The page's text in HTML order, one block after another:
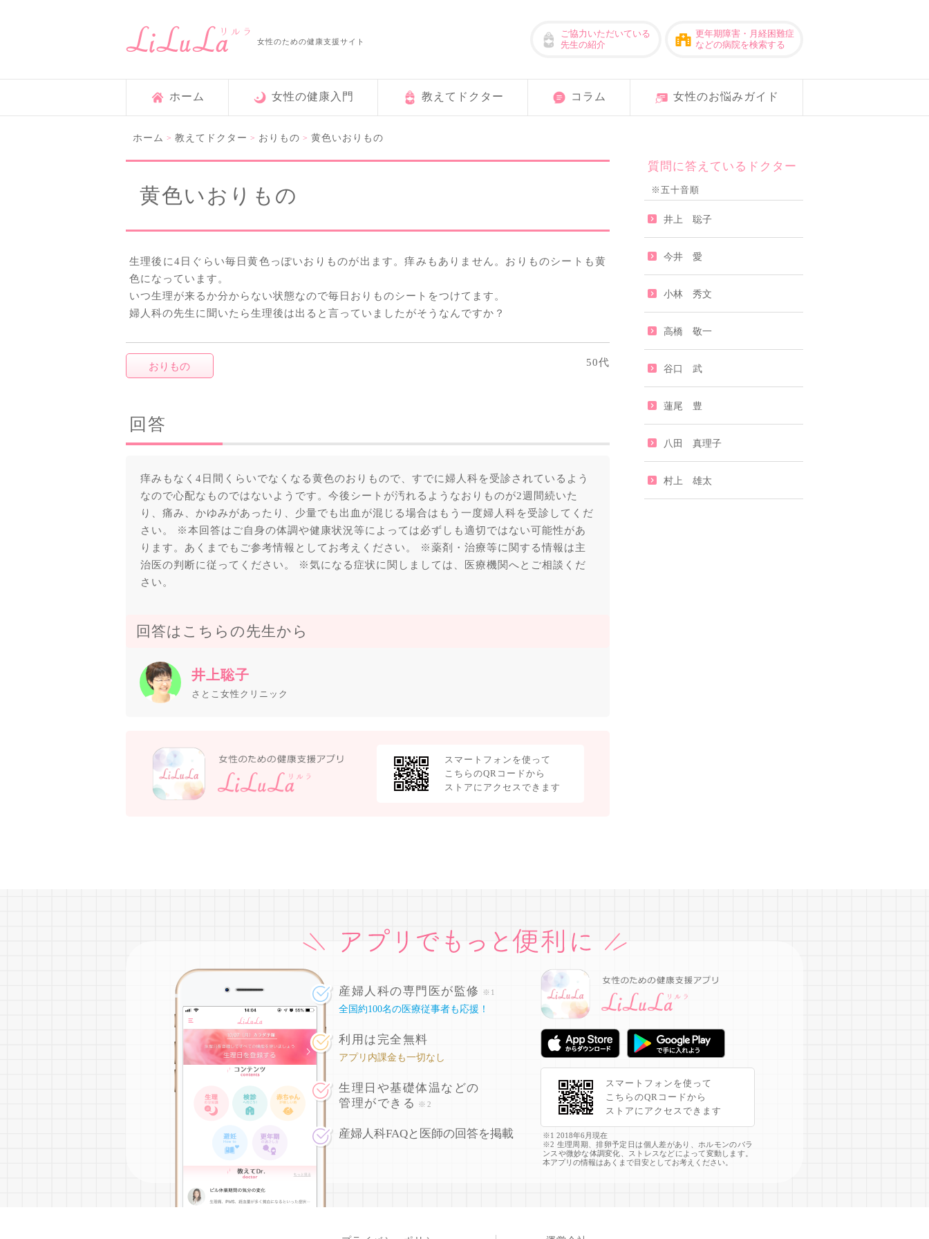
女性のための健康支援サイト
ご協力いただいている
先生の紹介
更年期障害・月経困難症
などの病院を検索する
ホーム 女性の健康入門 教えてドクター コラム 女性のお悩みガイド
ホーム > 教えてドクター > おりもの > 黄色いおりもの
黄色いおりもの
生理後に4日ぐらい毎日黄色っぽいおりものが出ます。痒みもありません。おりものシートも黄
色になっています。
いつ生理が来るか分からない状態なので毎日おりものシートをつけてます。
婦人科の先生に聞いたら生理後は出ると言っていましたがそうなんですか？
おりもの 50代
回答
痒みもなく4日間くらいでなくなる黄色のおりもので、すでに婦人科を受診されているよう
なので心配なものではないようです。今後シートが汚れるようなおりものが2週間続いた
り、痛み、かゆみがあったり、少量でも出血が混じる場合はもう一度婦人科を受診してくだ
さい。 ※本回答はご自身の体調や健康状況等によっては必ずしも適切ではない可能性があ
ります。あくまでもご参考情報としてお考えください。 ※薬剤・治療等に関する情報は主
治医の判断に従ってください。 ※気になる症状に関しましては、医療機関へとご相談くだ
さい。
回答はこちらの先生から
井上聡子
さとこ女性クリニック
スマートフォンを使って
こちらのQRコードから
ストアにアクセスできます
質問に答えているドクター
※五十音順
井上 聡子
今井 愛
小林 秀文
高橋 敬一
谷口 武
蓮尾 豊
八田 真理子
村上 雄太
産婦人科の専門医が監修 ※1
全国約100名の医療従事者も応援！
利用は完全無料
アプリ内課金も一切なし
生理日や基礎体温などの
管理ができる
※2
産婦人科FAQと医師の回答を掲載
スマートフォンを使って
こちらのQRコードから
ストアにアクセスできます
※1 2018年6月現在
※2 生理周期、排卵予定日は個人差があり、ホルモンのバラ
ンスや微妙な体調変化、ストレスなどによって変動します。
本アプリの情報はあくまで目安としてお考えください。